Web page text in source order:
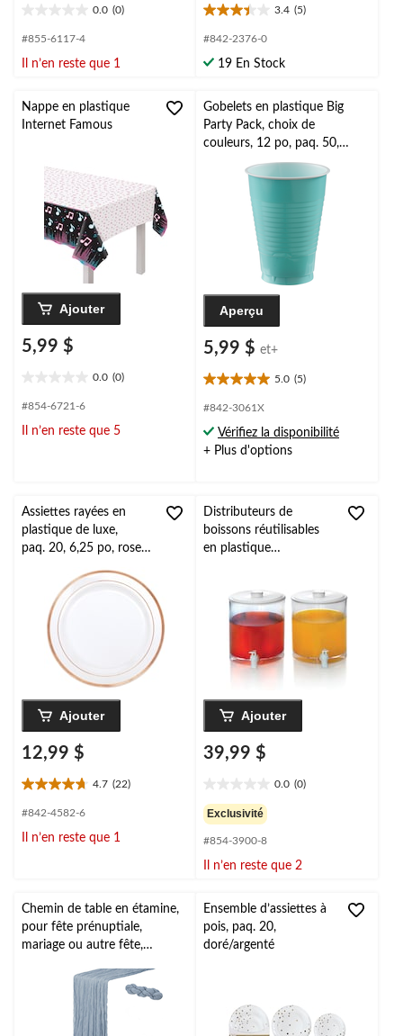
0.0 (0)
étoile(s)
5.
#855-6117-4
Il n’en reste que 1
3.4 (5)
3.4
étoile(s)
5.
évaluations
#842-2376-0
19 En Stock
Nappe en plastique
Internet Famous
Ajouter
5,99 $
0.0 (0)
étoile(s)
5.
#854-6721-6
Il n’en reste que 5
Gobelets en plastique Big
Party Pack, choix de
couleurs, 12 po, paq. 50,
pour Noël, l'Action de grâce,
le jour de l'An et les
anniversaires
Aperçu
5,99 $ et+
5.0 (5)
5.0
étoile(s)
5.
5
#842-3061X
Vérifiez la disponibilité
+ Plus d'options
Assiettes rayées en
plastique de luxe,
paq. 20, 6,25 po, rose
Ajouter
12,99 $
4.7 (22)
4.7
étoile(s)
5.
#842-4582-6
Il n’en reste que 1
Distributeurs de
boissons réutilisables
en plastique
Noël/Action de
grâces/réveillon/
Ajouter
39,99 $
0.0 (0)
étoile(s)
sur
5.
Exclusivité
#854-3900-8
Il n’en reste que 2
Chemin de table en étamine,
pour fête prénuptiale,
mariage ou autre fête,
Ensemble d’assiettes à
pois, paq. 20,
doré/argenté